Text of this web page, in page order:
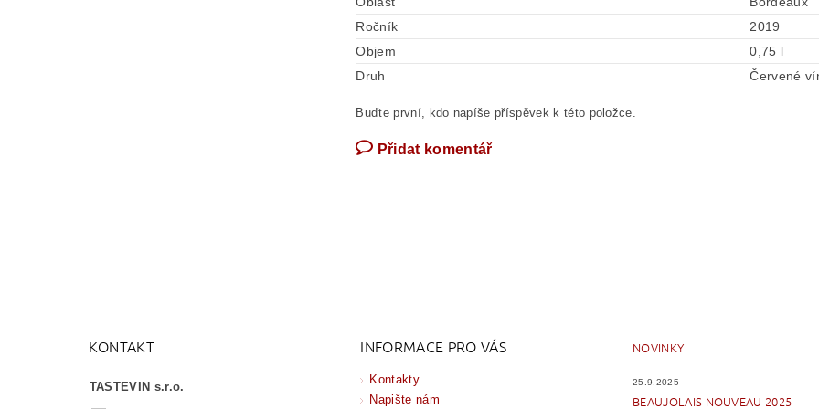
Ročník
2019
Objem
0,75 l
Druh
Červené
Buďte první, kdo napíše příspěvek k této položce.
Přidat komentář
KONTAKT
TASTEVIN s.r.o.
INFORMACE PRO VÁS
Kontakty
Napište nám
NOVINKY
25.9.2025
BEAUJOLAIS NOUVEAU 2025